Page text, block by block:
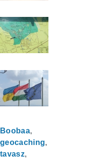
Boobaa
geocaching
tavasz